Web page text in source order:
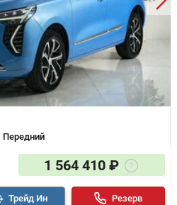
Передний
1 564 410 ₽
Трейд Ин Резерв